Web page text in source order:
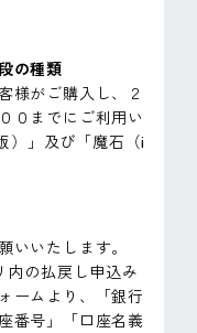
の種類
様がご購入し、２
０までにご利用い
）」及び「魔石（i
いいたします。
内の払戻し申込み
ームより、「銀行
番号」「口座名義